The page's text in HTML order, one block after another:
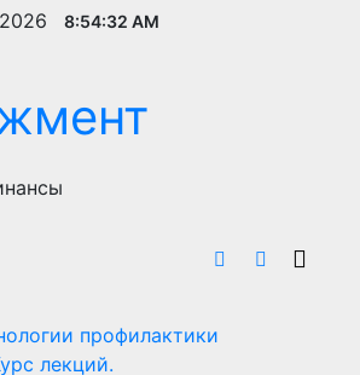
8:54:32 AM
профилактики
лекций.